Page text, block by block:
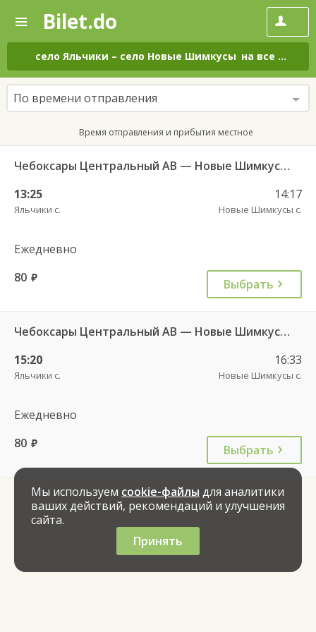
—
Поиск
и
покупка
билетов
на
автобус
онлайн
Bilet.do
село Яльчики – село Новые Шимкусы на все дни
По времени отправления
Время отправления и прибытия местное
Чебоксары Центральный АВ — Новые Шимкусы с. (Яльчикский район) 653
13:25
Яльчики с.
14:17
Новые Шимкусы с.
Ежедневно
80 руб. Выбрать
Чебоксары Центральный АВ — Новые Шимкусы с. (Яльчикский район) 653
15:20
Яльчики с.
16:33
Новые Шимкусы с.
Ежедневно
80 руб. Выбрать
Мы используем cookie-файлы для аналитики
ваших действий, рекомендаций и улучшения
сайта.
Принять